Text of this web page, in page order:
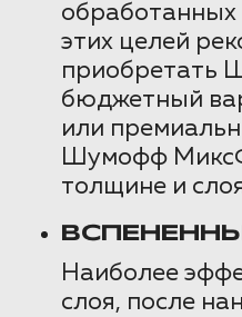
обработанных
этих целей
приобретать
бюджетный
или
Шумофф
толщине и
Наиболее
слоя, после